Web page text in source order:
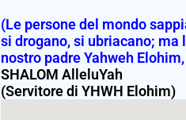
(Le persone del mondo
si drogano, si ubriacano; ma
nostro padre Yahweh
SHALOM AlleluYah
(Servitore di YHWH Elohim)